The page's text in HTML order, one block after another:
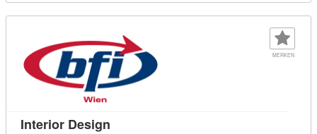
MERKEN
Interior Design